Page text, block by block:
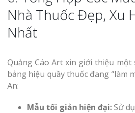
Nhà Thuốc Đẹp, Xu
Nhất
Quảng Cáo Art xin giới thiệu
bảng hiệu quầy thuốc đang “làm
An:
Mẫu tối giản hiện đại:Sử